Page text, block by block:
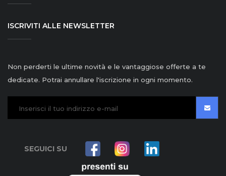
ISCRIVITI ALLE NEWSLETTER
Non perderti le ultime novità e le vantaggiose offerte a te
dedicate. Potrai annullare l'iscrizione in ogni momento.
SEGUICI SU